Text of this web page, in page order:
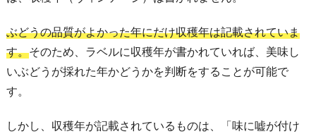
ぶどうの品質がよかった年にだけ収穫年は記載されていま
す。そのため、ラベルに収穫年が書かれていれば、美味し
いぶどうが採れた年かどうかを判断をすることが可能で
す。
しかし、収穫年が記載されているものは、「味に嘘が付け